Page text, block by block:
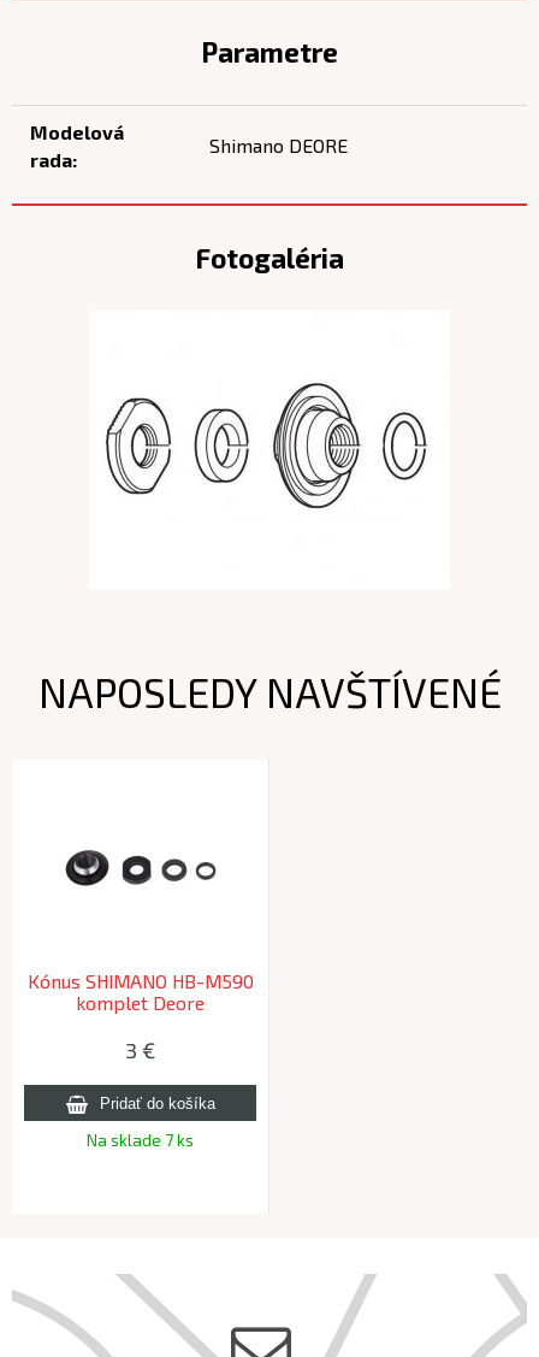
Parametre
Modelová
rada:
Shimano DEORE
Fotogaléria
NAPOSLEDY NAVŠTÍVENÉ
Kónus SHIMANO HB-M590
komplet Deore
3 €
Na sklade 7 ks